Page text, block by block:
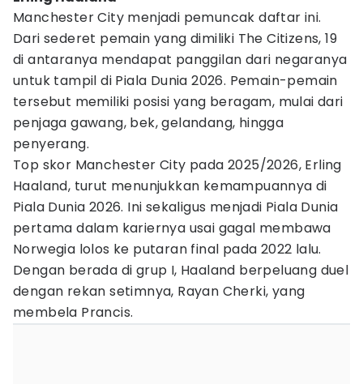
Manchester City menjadi pemuncak daftar ini.
Dari sederet pemain yang dimiliki The Citizens, 19
di antaranya mendapat panggilan dari negaranya
untuk tampil di Piala Dunia 2026. Pemain-pemain
tersebut memiliki posisi yang beragam, mulai dari
penjaga gawang, bek, gelandang, hingga
penyerang.
Top skor Manchester City pada 2025/2026, Erling
Haaland, turut menunjukkan kemampuannya di
Piala Dunia 2026. Ini sekaligus menjadi Piala Dunia
pertama dalam kariernya usai gagal membawa
Norwegia lolos ke putaran final pada 2022 lalu.
Dengan berada di grup I, Haaland berpeluang duel
dengan rekan setimnya, Rayan Cherki, yang
membela Prancis.